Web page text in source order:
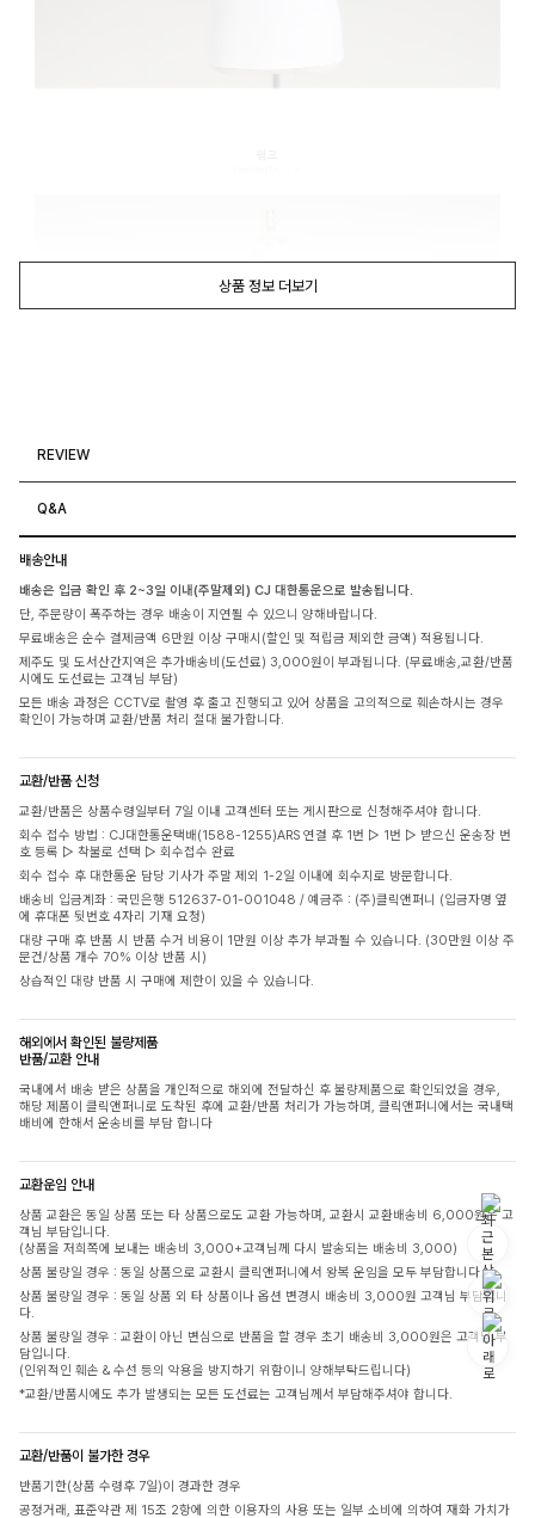
상품 정보 더보기
REVIEW
Q&A
배송안내
배송은 입금 확인 후 2~3일 이내(주말제외) CJ 대한통운으로 발송됩니다.
단, 주문량이 폭주하는 경우 배송이 지연될 수 있으니 양해바랍니다.
무료배송은 순수 결제금액 6만원 이상 구매시(할인 및 적립금 제외한 금액) 적용됩니다.
제주도 및 도서산간지역은 추가배송비(도선료) 3,000원이 부과됩니다. (무료배송,교환/반품
시에도 도선료는 고객님 부담)
모든 배송 과정은 CCTV로 촬영 후 출고 진행되고 있어 상품을 고의적으로 훼손하시는 경우
확인이 가능하며 교환/반품 처리 절대 불가합니다.
교환/반품 신청
교환/반품은 상품수령일부터 7일 이내 고객센터 또는 게시판으로 신청해주셔야 합니다.
회수 접수 방법 : CJ대한통운택배(1588-1255)ARS 연결 후 1번 ▷ 1번 ▷ 받으신 운송장 번
호 등록 ▷ 착불로 선택 ▷ 회수접수 완료
회수 접수 후 대한통운 담당 기사가 주말 제외 1-2일 이내에 회수지로 방문합니다.
배송비 입금계좌 : 국민은행 512637-01-001048 / 예금주 : (주)클릭앤퍼니 (입금자명 옆
에 휴대폰 뒷번호 4자리 기재 요청)
대량 구매 후 반품 시 반품 수거 비용이 1만원 이상 추가 부과될 수 있습니다. (30만원 이상 주
문건/상품 개수 70% 이상 반품 시)
상습적인 대량 반품 시 구매에 제한이 있을 수 있습니다.
해외에서 확인된 불량제품
반품/교환 안내
국내에서 배송 받은 상품을 개인적으로 해외에 전달하신 후 불량제품으로 확인되었을 경우,
해당 제품이 클릭앤퍼니로 도착된 후에 교환/반품 처리가 가능하며, 클릭앤퍼니에서는 국내택
배비에 한해서 운송비를 부담 합니다
교환운임 안내
상품 교환은 동일 상품 또는 타 상품으로도 교환 가능하며, 교환시 교환배송비 6,000원은 고
객님 부담입니다.
(상품을 저희쪽에 보내는 배송비 3,000+고객님께 다시 발송되는 배송비 3,000)
상품 불량일 경우 : 동일 상품으로 교환시 클릭앤퍼니에서 왕복 운임을 모두 부담합니다.
상품 불량일 경우 : 동일 상품 외 타 상품이나 옵션 변경시 배송비 3,000원 고객님 부담입니
다.
상품 불량일 경우 : 교환이 아닌 변심으로 반품을 할 경우 초기 배송비 3,000원은 고객님 부
담입니다.
(인위적인 훼손 & 수선 등의 악용을 방지하기 위함이니 양해부탁드립니다)
*교환/반품시에도 추가 발생되는 모든 도선료는 고객님께서 부담해주셔야 합니다.
교환/반품이 불가한 경우
반품기한(상품 수령후 7일)이 경과한 경우
공정거래, 표준약관 제 15조 2항에 의한 이용자의 사용 또는 일부 소비에 의하여 재화 가치가